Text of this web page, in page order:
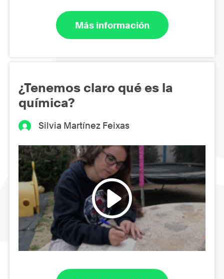
Más información
¿Tenemos claro qué es la
química?
Silvia Martínez Feixas